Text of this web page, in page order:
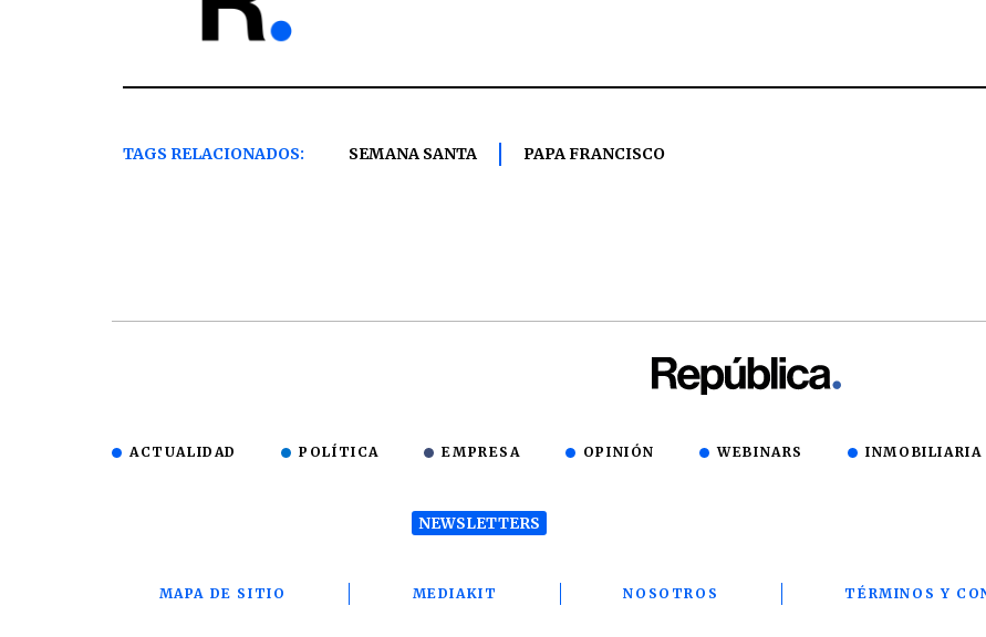
TAGS RELACIONADOS: SEMANA SANTA PAPA FRANCISCO
ACTUALIDAD POLÍTICA EMPRESA OPINIÓN WEBINARS INMOBILIARIA
NEWSLETTERS
MAPA DE SITIO MEDIAKIT NOSOTROS TÉRMINOS Y